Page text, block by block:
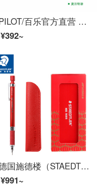
PILOT/百乐官方直营 夏日限定组合套装 中性笔摩磨擦水性笔铅笔套装 P500 V5 夏日物语套装
¥392~
德国施德楼（STAEDTLER）中国红限定款自动铅笔0.5mm日本原装金属活动铅笔专业绘图笔92535-05NWR
¥991~